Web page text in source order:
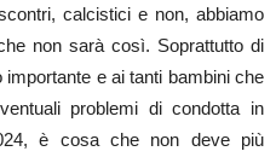
calcistici e non, abbiamo
non sarà così. Soprattutto di
e ai tanti bambini che
problemi di condotta in
è cosa che non deve più